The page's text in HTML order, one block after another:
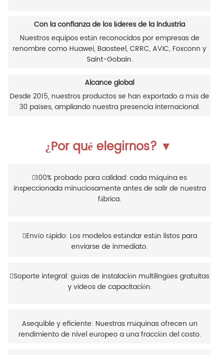
Con la confianza de los líderes de la industria
Nuestros equipos están reconocidos por empresas de
renombre como Huawei, Baosteel, CRRC, AVIC, Foxconn y
Saint-Gobain.
Alcance global
Desde 2015, nuestros productos se han exportado a más de
30 países, ampliando nuestra presencia internacional.
¿Por qué elegirnos? ▼
100% probado para calidad: cada máquina es
inspeccionada minuciosamente antes de salir de nuestra
fábrica.
Envío rápido: Los modelos estándar están listos para
enviarse de inmediato.
Soporte integral: guías de instalación multilingües gratuitas
y videos de capacitación.
Asequible y eficiente: Nuestras máquinas ofrecen un
rendimiento de nivel europeo a una fracción del costo.